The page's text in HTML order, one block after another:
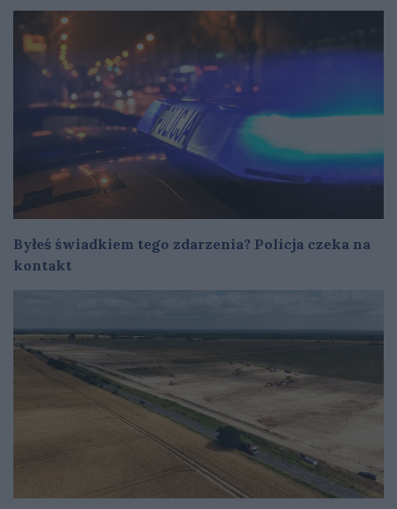
Byłeś świadkiem tego zdarzenia? Policja czeka na
kontakt